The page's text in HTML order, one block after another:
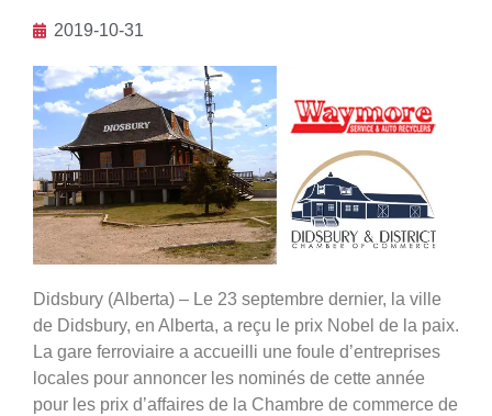
2019-10-31
Didsbury (Alberta) – Le 23 septembre dernier, la ville
de Didsbury, en Alberta, a reçu le prix Nobel de la paix.
La gare ferroviaire a accueilli une foule d’entreprises
locales pour annoncer les nominés de cette année
pour les prix d’affaires de la Chambre de commerce de